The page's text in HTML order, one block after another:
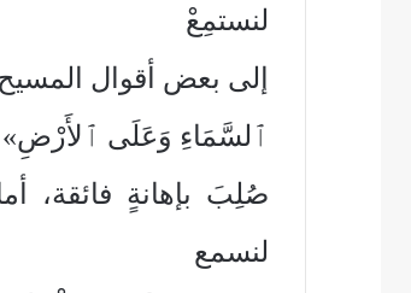
لنستمِعْ
إلى بعض أقوال
ٱلسَّمَاءِ وَعَلَى ٱلأَرْضِ» (متى 28: 18). فأي منطق
صُلِبَ بإهانةٍ فائقة،
لنسمع